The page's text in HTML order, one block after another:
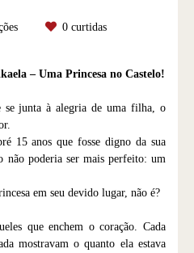
0curtidas
– Uma Princesa no Castelo!
se junta à alegria de uma filha, o
15 anos que fosse digno da sua
não poderia ser mais perfeito: um
em seu devido lugar, não é?
que enchem o coração. Cada
mostravam o quanto ela estava